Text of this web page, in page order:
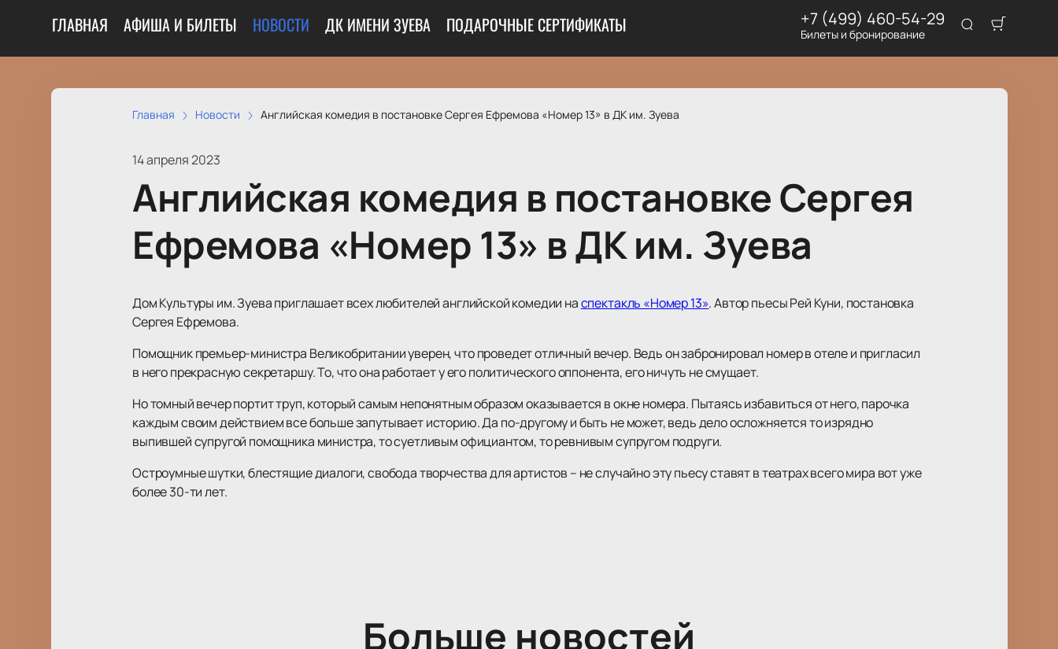
ГЛАВНАЯ АФИША И БИЛЕТЫ НОВОСТИ ДК ИМЕНИ ЗУЕВА ПОДАРОЧНЫЕ СЕРТИФИКАТЫ +7 (499) 460-54-29
Билеты и бронирование
Главная Новости Английская комедия в постановке Сергея Ефремова «Номер 13» в ДК им. Зуева
14 апреля 2023
Английская комедия в постановке Сергея
Ефремова «Номер 13» в ДК им. Зуева
Дом Культуры им. Зуева приглашает всех любителей английской комедии наспектакль «Номер 13». Автор пьесы Рей Куни, постановка
Сергея Ефремова.
Помощник премьер-министра Великобритании уверен, что проведет отличный вечер. Ведь он забронировал номер в отеле и пригласил
в него прекрасную секретаршу. То, что она работает у его политического оппонента, его ничуть не смущает.
Но томный вечер портит труп, который самым непонятным образом оказывается в окне номера. Пытаясь избавиться от него, парочка
каждым своим действием все больше запутывает историю. Да по-другому и быть не может, ведь дело осложняется то изрядно
выпившей супругой помощника министра, то суетливым официантом, то ревнивым супругом подруги.
Остроумные шутки, блестящие диалоги, свобода творчества для артистов – не случайно эту пьесу ставят в театрах всего мира вот уже
более 30-ти лет.
Больше новостей